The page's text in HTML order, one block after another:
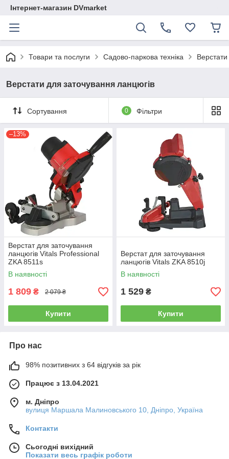
Інтернет-магазин DVmarket
Товари та послуги Садово-паркова техніка
Верстати для заточування ланцюгів
Сортування 0 Фільтри
–13%
Верстат для заточування
ланцюгів Vitals Professional
ZKA 8511s
В наявності
1 809 ₴ 2 079 ₴
Купити
Верстат для заточування
ланцюгів Vitals ZKA 8510j
В наявності
1 529 ₴
Купити
Про нас
98% позитивних з 64 відгуків за рік
Працює з 13.04.2021
м. Дніпро
вулиця Маршала Малиновського 10, Дніпро, Україна
Контакти
Сьогодні вихідний
Показати весь графік роботи